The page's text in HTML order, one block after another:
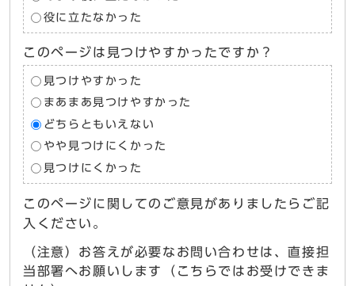
役に立たなかった
このページは見つけやすかったですか？
見つけやすかった
まあまあ見つけやすかった
どちらともいえない
やや見つけにくかった
見つけにくかった
このページに関してのご意見がありましたらご記
入ください。
（注意）お答えが必要なお問い合わせは、直接担
当部署へお願いします（こちらではお受けできま